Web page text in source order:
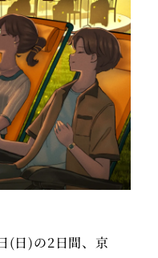
(日)の2日間、京